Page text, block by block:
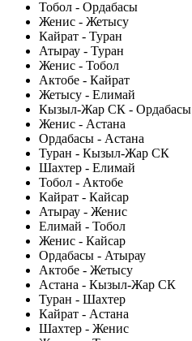
Тобол - Ордабасы
Женис - Жетысу
Кайрат - Туран
Атырау - Туран
Женис - Тобол
Актобе - Кайрат
Жетысу - Елимай
Кызыл-Жар СК - Ордабасы
Женис - Астана
Ордабасы - Астана
Туран - Кызыл-Жар СК
Шахтер - Елимай
Тобол - Актобе
Кайрат - Кайсар
Атырау - Женис
Елимай - Тобол
Женис - Кайсар
Ордабасы - Атырау
Актобе - Жетысу
Астана - Кызыл-Жар СК
Туран - Шахтер
Кайрат - Астана
Шахтер - Женис